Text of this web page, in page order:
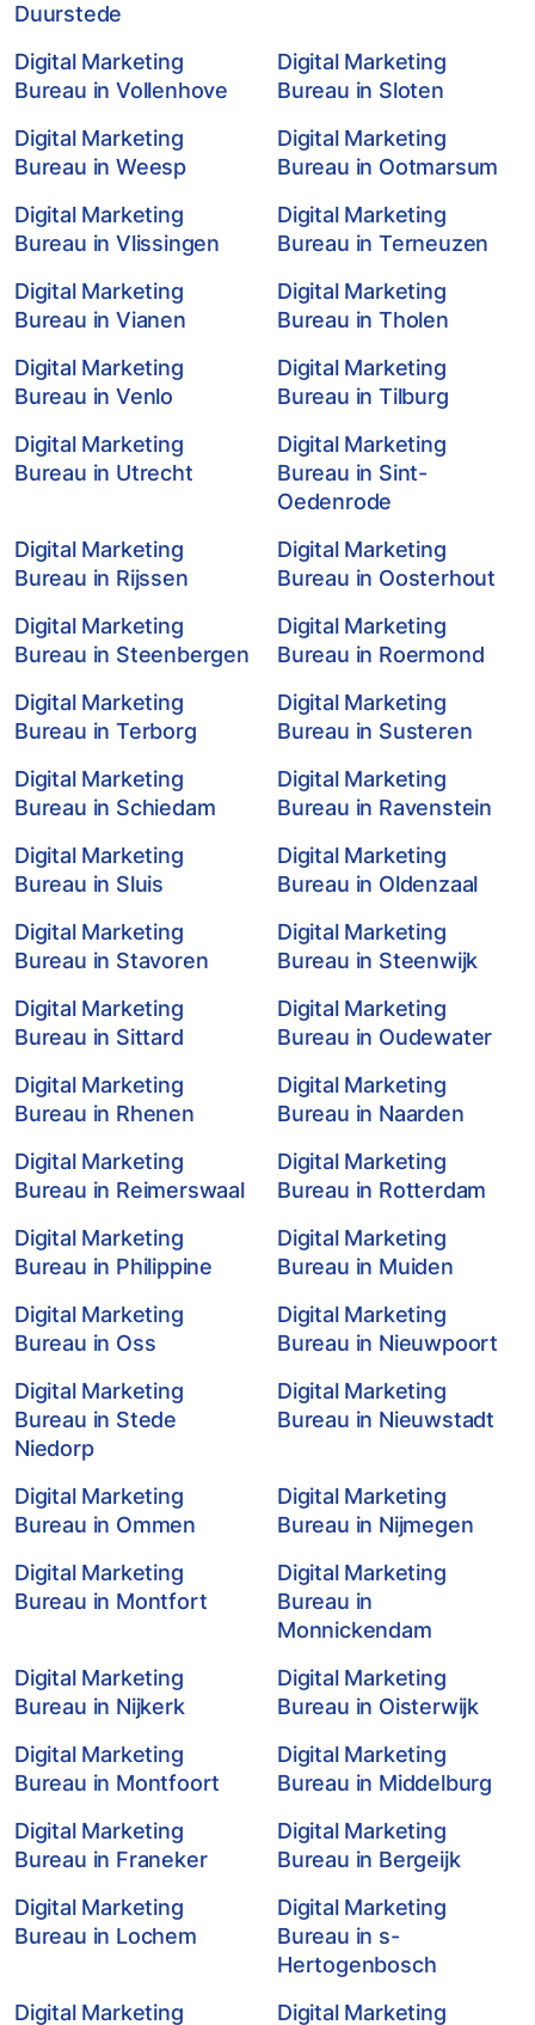
Duurstede
Digital Marketing
Bureau in Vollenhove
Digital Marketing
Bureau in Sloten
Digital Marketing
Bureau in Weesp
Digital Marketing
Bureau in Ootmarsum
Digital Marketing
Bureau in Vlissingen
Digital Marketing
Bureau in Terneuzen
Digital Marketing
Bureau in Vianen
Digital Marketing
Bureau in Tholen
Digital Marketing
Bureau in Venlo
Digital Marketing
Bureau in Tilburg
Digital Marketing
Bureau in Utrecht
Digital Marketing
Bureau in Sint-
Oedenrode
Digital Marketing
Bureau in Rijssen
Digital Marketing
Bureau in Oosterhout
Digital Marketing
Bureau in Steenbergen
Digital Marketing
Bureau in Roermond
Digital Marketing
Bureau in Terborg
Digital Marketing
Bureau in Susteren
Digital Marketing
Bureau in Schiedam
Digital Marketing
Bureau in Ravenstein
Digital Marketing
Bureau in Sluis
Digital Marketing
Bureau in Oldenzaal
Digital Marketing
Bureau in Stavoren
Digital Marketing
Bureau in Steenwijk
Digital Marketing
Bureau in Sittard
Digital Marketing
Bureau in Oudewater
Digital Marketing
Bureau in Rhenen
Digital Marketing
Bureau in Naarden
Digital Marketing
Bureau in Reimerswaal
Digital Marketing
Bureau in Rotterdam
Digital Marketing
Bureau in Philippine
Digital Marketing
Bureau in Muiden
Digital Marketing
Bureau in Oss
Digital Marketing
Bureau in Nieuwpoort
Digital Marketing
Bureau in Stede
Niedorp
Digital Marketing
Bureau in Nieuwstadt
Digital Marketing
Bureau in Ommen
Digital Marketing
Bureau in Nijmegen
Digital Marketing
Bureau in Montfort
Digital Marketing
Bureau in
Monnickendam
Digital Marketing
Bureau in Nijkerk
Digital Marketing
Bureau in Oisterwijk
Digital Marketing
Bureau in Montfoort
Digital Marketing
Bureau in Middelburg
Digital Marketing
Bureau in Franeker
Digital Marketing
Bureau in Bergeijk
Digital Marketing
Bureau in Lochem
Digital Marketing
Bureau in s-
Hertogenbosch
Digital Marketing
Digital Marketing